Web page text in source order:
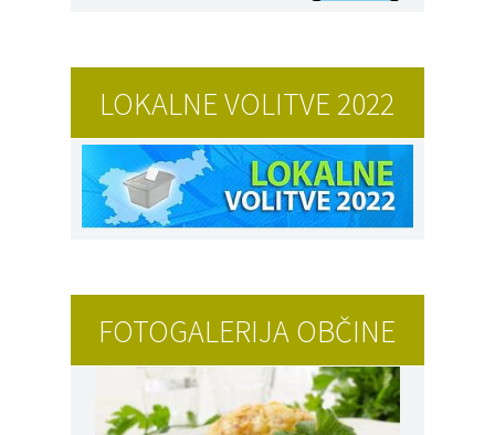
LOKALNE VOLITVE 2022
FOTOGALERIJA OBČINE